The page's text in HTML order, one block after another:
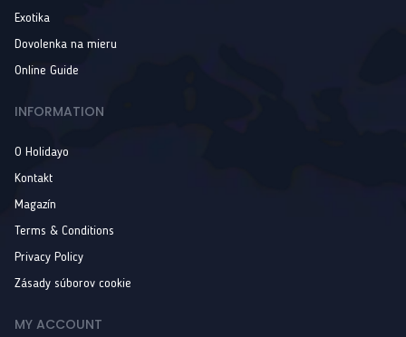
Exotika
Dovolenka na mieru
Online Guide
INFORMATION
O Holidayo
Kontakt
Magazín
Terms & Conditions
Privacy Policy
Zásady súborov cookie
MY ACCOUNT